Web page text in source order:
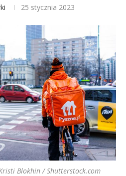
25 stycznia 2023
Blokhin / Shutterstock.com